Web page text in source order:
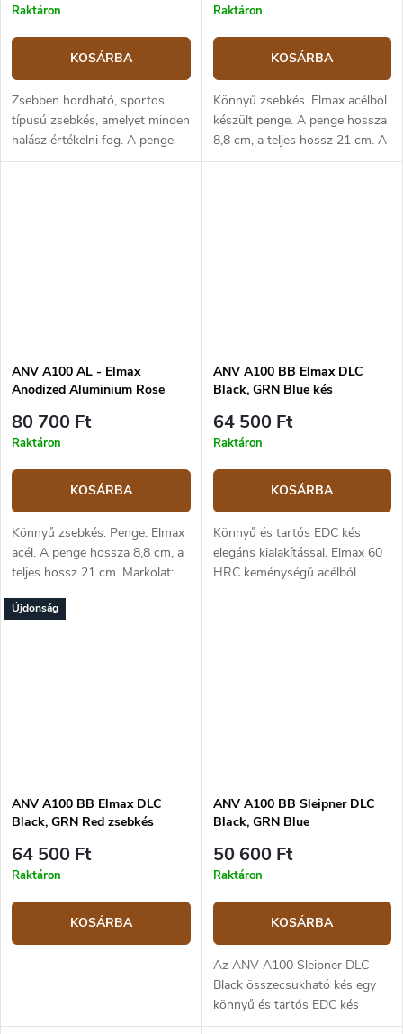
Raktáron
KOSÁRBA
Zsebben hordható, sportos
típusú zsebkés, amelyet minden
halász értékelni fog. A penge
mellett tartalmaz fűzőt a
Raktáron
KOSÁRBA
Könnyű zsebkés. Elmax acélból
készült penge. A penge hossza
8,8 cm, a teljes hossz 21 cm. A
markolat kék eloxált
ANV A100 AL - Elmax
Anodized Aluminium Rose
80 700 Ft
Raktáron
KOSÁRBA
Könnyű zsebkés. Penge: Elmax
acél. A penge hossza 8,8 cm, a
teljes hossz 21 cm. Markolat:
aranyrózsaszín eloxált
alumínium. Zár: A-lock.
ANV A100 BB Elmax DLC
Black, GRN Blue kés
64 500 Ft
Raktáron
KOSÁRBA
Könnyű és tartós EDC kés
elegáns kialakítással. Elmax 60
HRC keménységű acélból
készült penge DLC bevonattal.
Újdonság
ANV A100 BB Elmax DLC
Black, GRN Red zsebkés
64 500 Ft
Raktáron
KOSÁRBA
ANV A100 BB Sleipner DLC
Black, GRN Blue
50 600 Ft
Raktáron
KOSÁRBA
Az ANV A100 Sleipner DLC
Black összecsukható kés egy
könnyű és tartós EDC kés
elegáns kialakítással. Az A100-